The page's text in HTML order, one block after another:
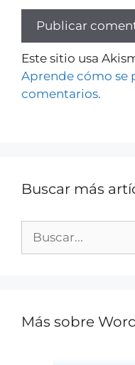
Este sitio usa
Aprende cómo se
comentarios.
Buscar más
Más sobre